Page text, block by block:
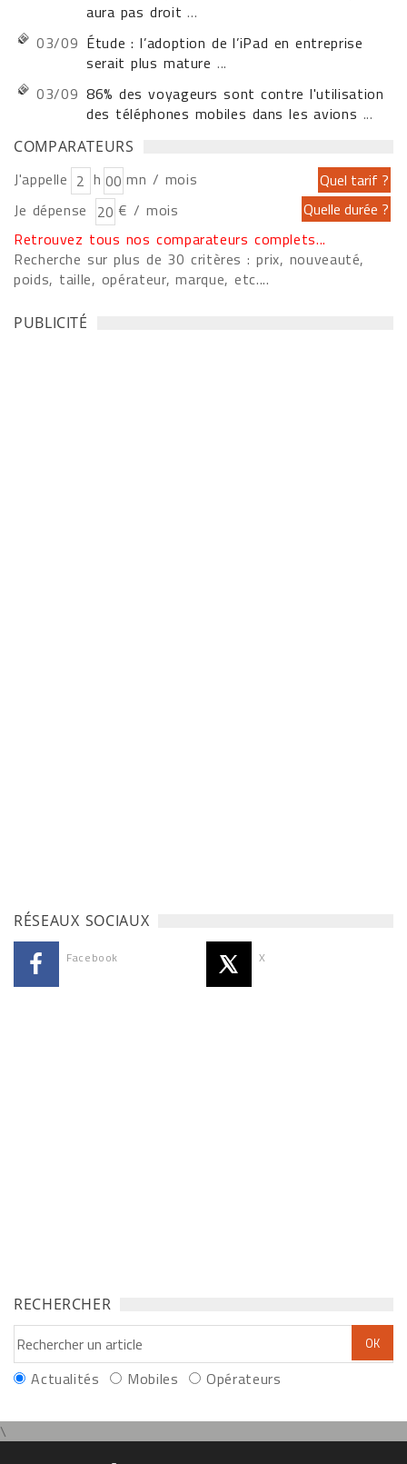
aura pas droit ...
03/09 Étude : l’adoption de l’iPad en entreprise
serait plus mature ...
03/09 86% des voyageurs sont contre l'utilisation
des téléphones mobiles dans les avions ...
COMPARATEURS
J'appelle h
mn / mois
Je dépense
€ / mois
Retrouvez tous nos comparateurs complets...
Recherche sur plus de 30 critères : prix, nouveauté,
poids, taille, opérateur, marque, etc....
PUBLICITÉ
RÉSEAUX SOCIAUX
Facebook X
RECHERCHER
Actualités Mobiles Opérateurs
\